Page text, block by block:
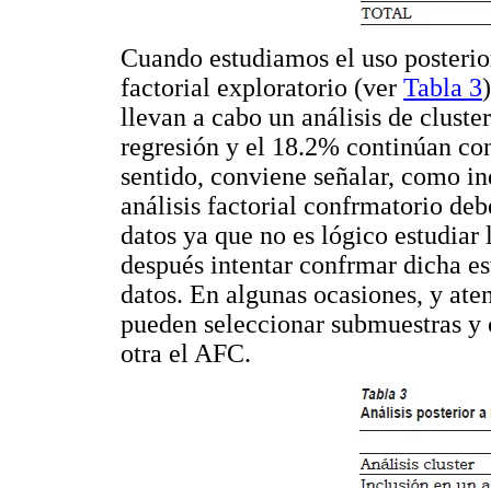
Cuando estudiamos el uso
factorial exploratorio (ver Tabla 3
llevan a cabo un análisis de
regresión y el 18.2% continúan
sentido, conviene señalar, como
análisis factorial confrmatorio
datos ya que no es lógico
después intentar confrmar dicha
datos. En algunas ocasiones, y
pueden seleccionar submuestras
otra el AFC.